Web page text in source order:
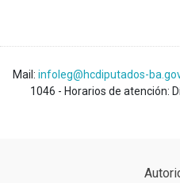
Mail: infoleg@hcdiputados-
1046 - Horarios de atención: